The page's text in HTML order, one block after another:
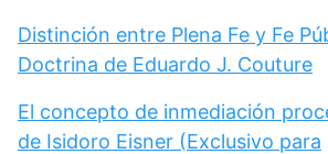
Distinción entre Plena Fe y Fe
Doctrina de Eduardo J. Couture
El concepto de inmediación
de Isidoro Eisner (Exclusivo para